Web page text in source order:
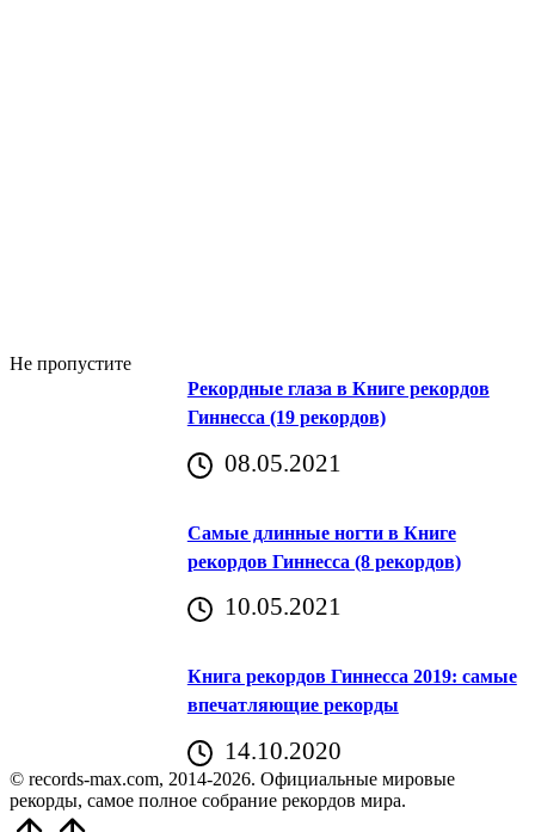
Не пропустите
Рекордные глаза в Книге рекордов
Гиннесса (19 рекордов)
08.05.2021
Самые длинные ногти в Книге
рекордов Гиннесса (8 рекордов)
10.05.2021
Книга рекордов Гиннесса 2019: самые
впечатляющие рекорды
14.10.2020
© records-max.com, 2014-2026. Официальные мировые
рекорды, самое полное собрание рекордов мира.